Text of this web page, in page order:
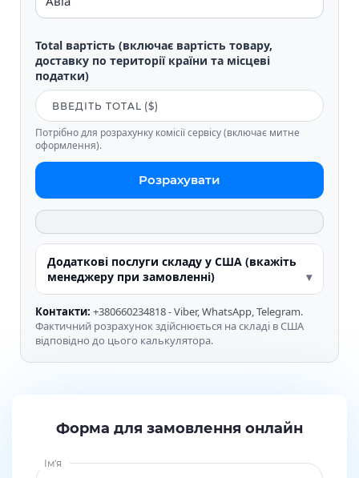
Total вартість (включає вартість товару,
доставку по території країни та місцеві
податки)
Потрібно для розрахунку комісії сервісу (включає митне
оформлення).
Розрахувати
Додаткові послуги складу у США (вкажіть
менеджеру при замовленні)
Контакти: +380660234818 - Viber, WhatsApp, Telegram.
Фактичний розрахунок здійснюється на складі в США
відповідно до цього калькулятора.
Форма для замовлення онлайн
Ім'я